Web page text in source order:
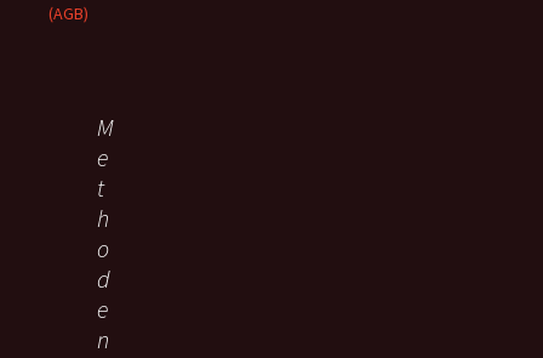
(AGB)
M
e
t
h
o
d
e
n